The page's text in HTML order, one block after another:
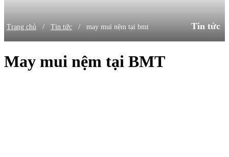
Trang chủ / Tin tức / may mui nệm tại bmt Tin tức
May mui nệm tại BMT